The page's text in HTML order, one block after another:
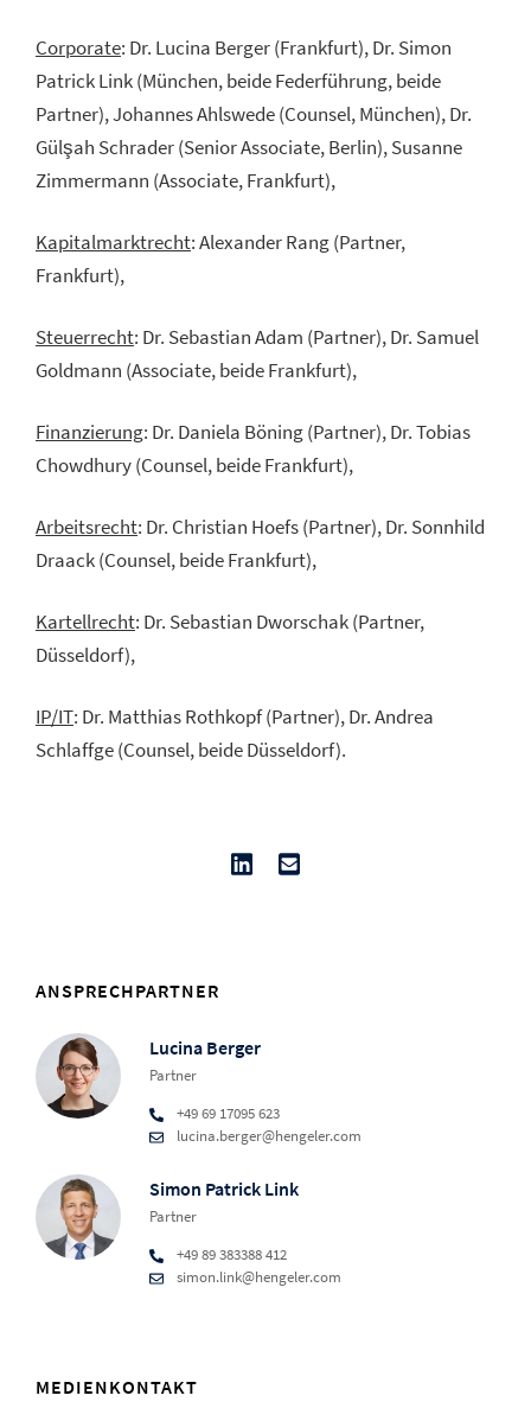
Corporate: Dr. Lucina Berger (Frankfurt), Dr. Simon
Patrick Link (München, beide Federführung, beide
Partner), Johannes Ahlswede (Counsel, München), Dr.
Gülşah Schrader (Senior Associate, Berlin), Susanne
Zimmermann (Associate, Frankfurt),
Kapitalmarktrecht: Alexander Rang (Partner,
Frankfurt),
Steuerrecht: Dr. Sebastian Adam (Partner), Dr. Samuel
Goldmann (Associate, beide Frankfurt),
Finanzierung: Dr. Daniela Böning (Partner), Dr. Tobias
Chowdhury (Counsel, beide Frankfurt),
Arbeitsrecht: Dr. Christian Hoefs (Partner), Dr. Sonnhild
Draack (Counsel, beide Frankfurt),
Kartellrecht: Dr. Sebastian Dworschak (Partner,
Düsseldorf),
IP/IT: Dr. Matthias Rothkopf (Partner), Dr. Andrea
Schlaffge (Counsel, beide Düsseldorf).
ANSPRECHPARTNER
Lucina Berger
Partner
+49 69 17095 623
lucina.berger@hengeler.com
Simon Patrick Link
Partner
+49 89 383388 412
simon.link@hengeler.com
MEDIENKONTAKT